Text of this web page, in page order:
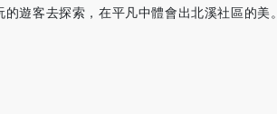
遊客去探索，在平凡中體會出北溪社區的美。